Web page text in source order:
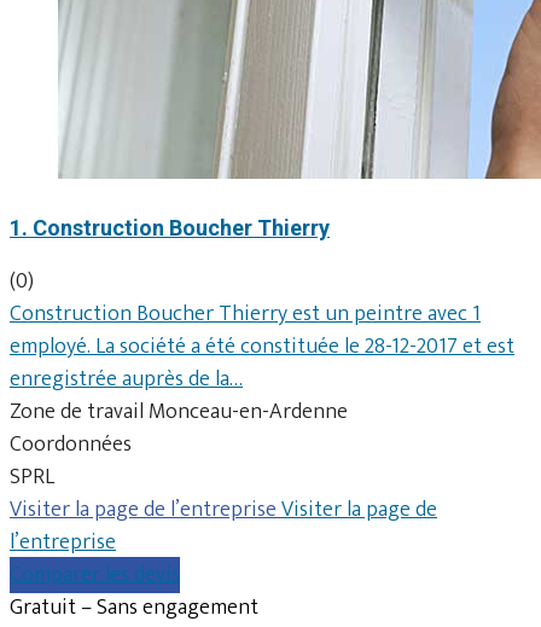
1. Construction Boucher Thierry
(0)
Construction Boucher Thierry est un peintre avec 1
employé. La société a été constituée le 28-12-2017 et est
enregistrée auprès de la…
Zone de travail Monceau-en-Ardenne
Coordonnées
SPRL
Visiter la page de l’entrepriseVisiter la page de
l’entreprise
Comparer les devis
Gratuit – Sans engagement